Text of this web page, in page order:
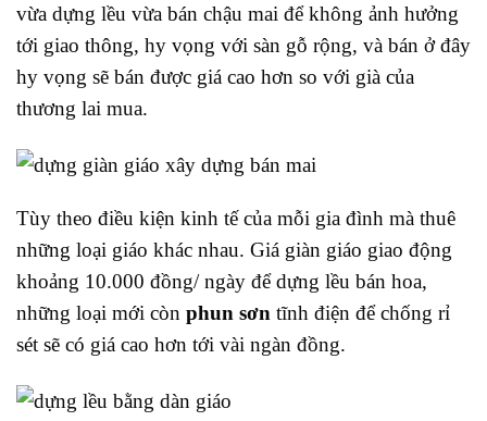
vừa dựng lều vừa bán chậu mai để không ảnh hưởng
tới giao thông, hy vọng với sàn gỗ rộng, và bán ở đây
hy vọng sẽ bán được giá cao hơn so với già của
thương lai mua.
Tùy theo điều kiện kinh tế của mỗi gia đình mà thuê
những loại giáo khác nhau. Giá giàn giáo giao động
khoảng 10.000 đồng/ ngày để dựng lều bán hoa,
những loại mới còn phun sơn tĩnh điện để chống rỉ
sét sẽ có giá cao hơn tới vài ngàn đồng.